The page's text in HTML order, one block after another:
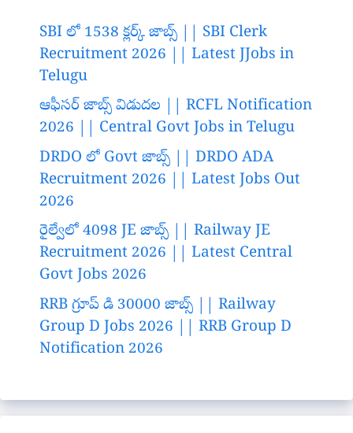
SBI లో 1538 క్లర్క్ జాబ్స్ || SBI Clerk
Recruitment 2026 || Latest JJobs in
Telugu
ఆఫీసర్ జాబ్స్ విడుదల || RCFL Notification
2026 || Central Govt Jobs in Telugu
DRDO లో Govt జాబ్స్ || DRDO ADA
Recruitment 2026 || Latest Jobs Out
2026
రైల్వేలో 4098 JE జాబ్స్ || Railway JE
Recruitment 2026 || Latest Central
Govt Jobs 2026
RRB గ్రూప్ డి 30000 జాబ్స్ || Railway
Group D Jobs 2026 || RRB Group D
Notification 2026